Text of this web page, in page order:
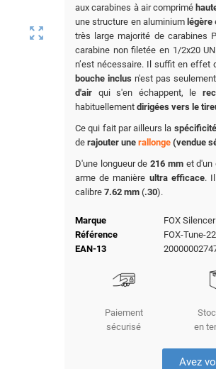
zoom_out_map
aux carabines à air comprimé
une structure en aluminium légère
très large majorité de carabines
carabine non filetée en 1/2x20
n’est nécessaire. Il suffit en
bouche inclus n'est pas
d'air qui s'en échappent, le
habituellement dirigées vers le
Ce qui fait par ailleurs la spécificité
de rajouter une rallonge (vendue
D'une longueur de216 mmet d'un
arme de manière ultra efficace.
calibre 7.62 mm (.30).
Marque
FOX Silencer
Référence
FOX-Tune-
EAN-13
Paiement
sécurisé
en
Avez